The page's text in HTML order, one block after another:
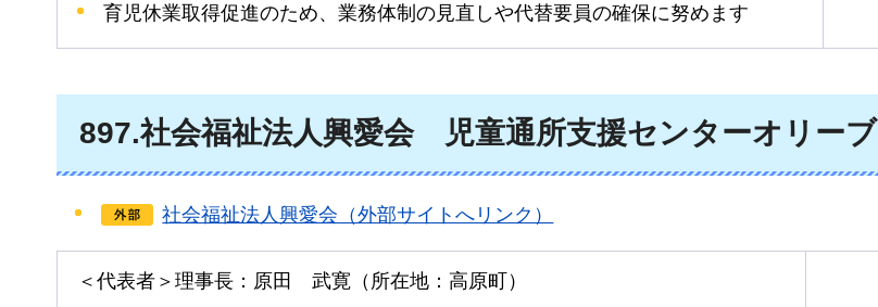
育児休業取得促進のため、業務体制の見直しや代替要員の確保に努めます
897.社会福祉法人興愛会 児童通所支援センターオリーブ
社会福祉法人興愛会（外部サイトへリンク）
＜代表者＞理事長：原田 武寛（所在地：高原町）